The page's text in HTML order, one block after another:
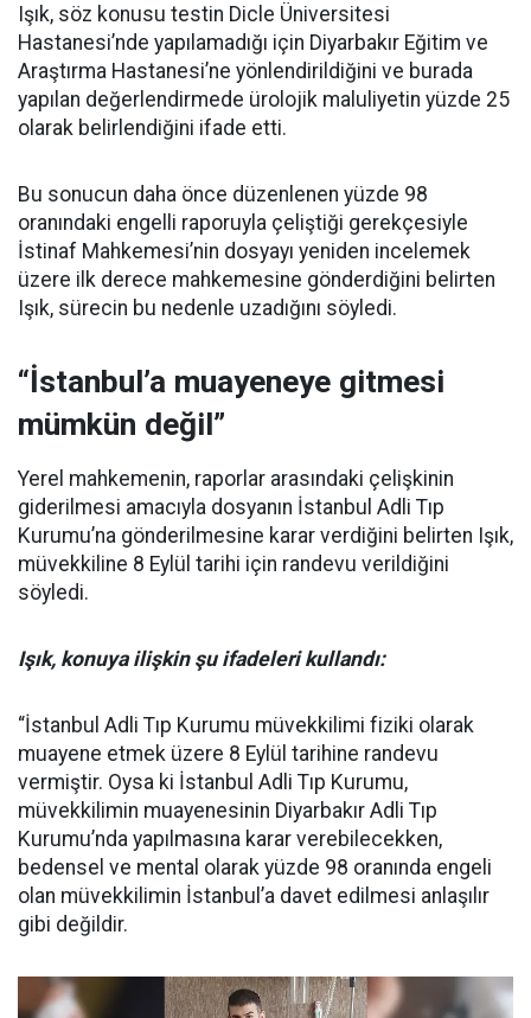
Işık, söz konusu testin Dicle Üniversitesi
Hastanesi’nde yapılamadığı için Diyarbakır Eğitim ve
Araştırma Hastanesi’ne yönlendirildiğini ve burada
yapılan değerlendirmede ürolojik maluliyetin yüzde 25
olarak belirlendiğini ifade etti.
Bu sonucun daha önce düzenlenen yüzde 98
oranındaki engelli raporuyla çeliştiği gerekçesiyle
İstinaf Mahkemesi’nin dosyayı yeniden incelemek
üzere ilk derece mahkemesine gönderdiğini belirten
Işık, sürecin bu nedenle uzadığını söyledi.
“İstanbul’a muayeneye gitmesi
mümkün değil”
Yerel mahkemenin, raporlar arasındaki çelişkinin
giderilmesi amacıyla dosyanın İstanbul Adli Tıp
Kurumu’na gönderilmesine karar verdiğini belirten Işık,
müvekkiline 8 Eylül tarihi için randevu verildiğini
söyledi.
Işık, konuya ilişkin şu ifadeleri kullandı:
“İstanbul Adli Tıp Kurumu müvekkilimi fiziki olarak
muayene etmek üzere 8 Eylül tarihine randevu
vermiştir. Oysa ki İstanbul Adli Tıp Kurumu,
müvekkilimin muayenesinin Diyarbakır Adli Tıp
Kurumu’nda yapılmasına karar verebilecekken,
bedensel ve mental olarak yüzde 98 oranında engeli
olan müvekkilimin İstanbul’a davet edilmesi anlaşılır
gibi değildir.